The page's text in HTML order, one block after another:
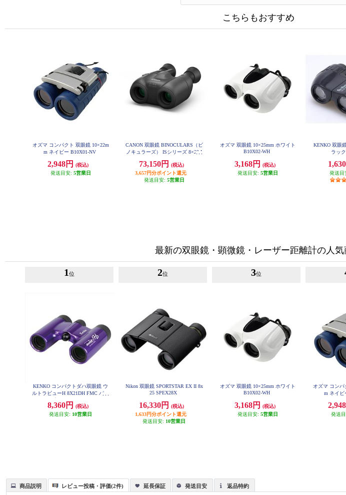
こちらもおすすめ
オズマ コンパクト 双眼鏡 10×22m
m ネイビー B10X01-NV
2,948円
(税込)
発送目安: 5営業日
CANON 双眼鏡 BINOCULARS（ビ
ノキュラーズ） ISシリーズ 8×20 I
73,150円
(税込)
3,657円分ポイント還元
発送目安: 5営業日
オズマ 双眼鏡 10×25mm ホワイト
B10X02-WH
3,168円
(税込)
発送目安: 5営業日
KENKO 双眼
ラッ
発送目
最新の双眼鏡・顕微鏡・レーザー距離計の人気
1 位
KENKO コンパクトダハ双眼鏡 ウ
ルトラビューH 8X21DH FMC パー
8,360円
(税込)
発送目安: 10営業日
2位
Nikon 双眼鏡 SPORTSTAR EX II 8x
25 SPEX28X
16,330円
(税込)
1,633円分ポイント還元
発送目安: 10営業日
3位
オズマ 双眼鏡 10×25mm ホワイト
B10X02-WH
3,168円
(税込)
発送目安: 5営業日
オズマ コンパ
m ネイビ
発送
商品説明 レビュー投稿・評価(2件) 延長保証 発送目安 返品特約